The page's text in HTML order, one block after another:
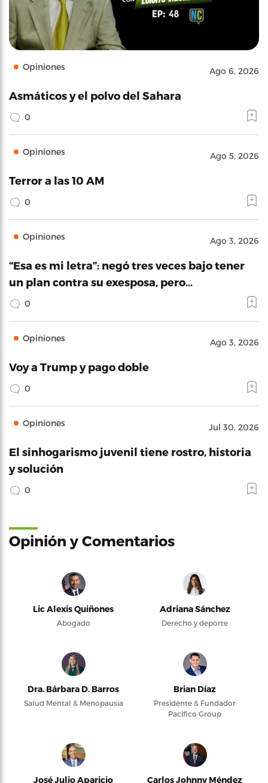
Opiniones Ago 6, 2026
Asmáticos y el polvo del Sahara
0
Opiniones Ago 5, 2026
Terror a las 10 AM
0
Opiniones Ago 3, 2026
“Esa es mi letra”: negó tres veces bajo tener
un plan contra su exesposa, pero…
0
Opiniones Ago 3, 2026
Voy a Trump y pago doble
0
Opiniones Jul 30, 2026
El sinhogarismo juvenil tiene rostro, historia
y solución
0
Opinión y Comentarios
Lic Alexis Quiñones
Abogado
Adriana Sánchez
Derecho y deporte
Dra. Bárbara D. Barros
Salud Mental & Menopausia
Brian Díaz
Presidente & Fundador
Pacifico Group
José Julio Aparicio Carlos Johnny Méndez